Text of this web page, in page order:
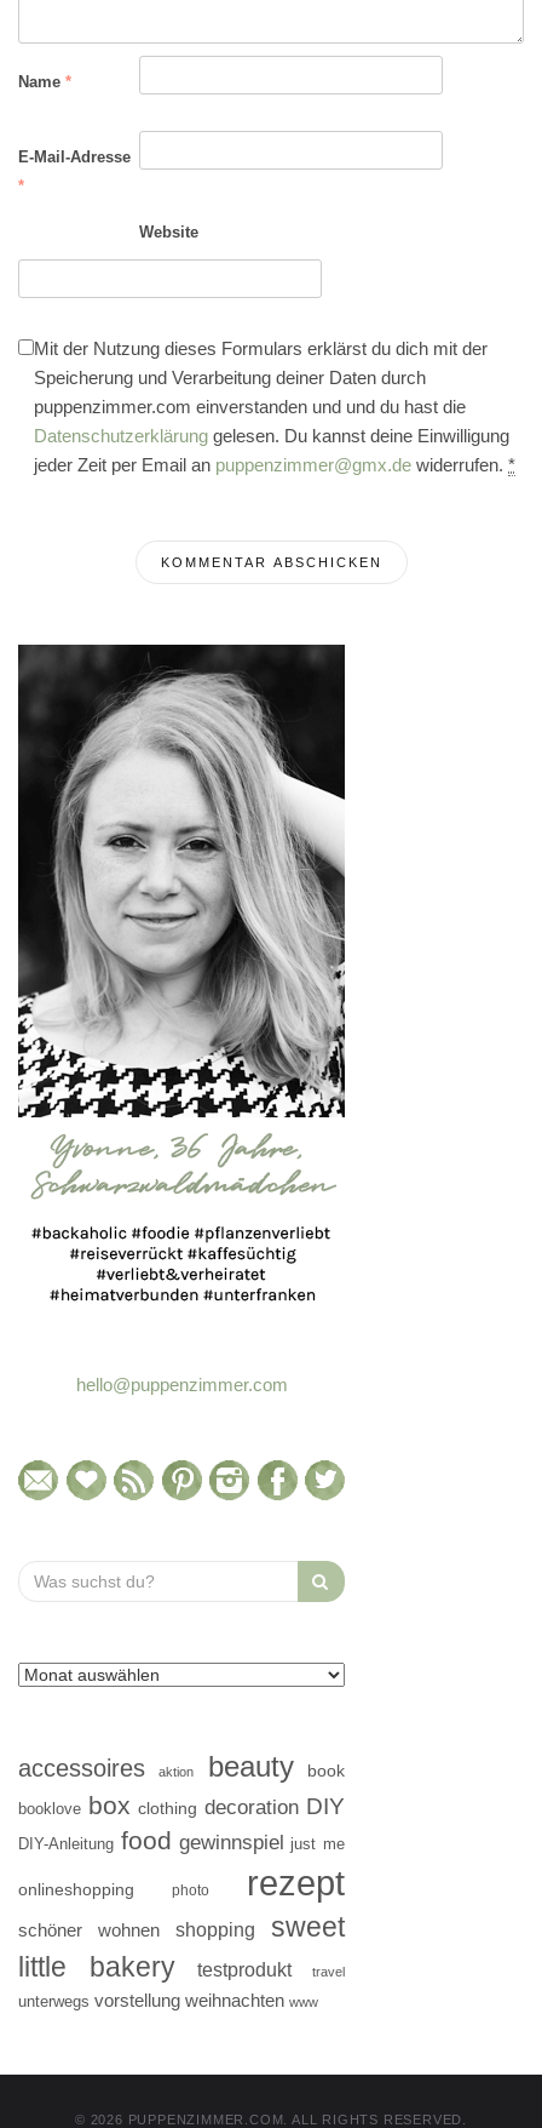
Name *
E-Mail-Adresse
*
Website
Mit der Nutzung dieses Formulars erklärst du dich mit der
Speicherung und Verarbeitung deiner Daten durch
puppenzimmer.com einverstanden und und du hast die
Datenschutzerklärung gelesen. Du kannst deine Einwilligung
jeder Zeit per Email an puppenzimmer@gmx.de widerrufen. *
hello@puppenzimmer.com
Search
for:
accessoires aktion beauty book
booklove box clothing decoration DIY
DIY-Anleitung food gewinnspiel just me
onlineshopping photo rezept
schöner wohnen shopping
sweet
little bakery
testprodukt travel
unterwegs vorstellung weihnachten www
© 2026 PUPPENZIMMER.COM. ALL RIGHTS RESERVED.